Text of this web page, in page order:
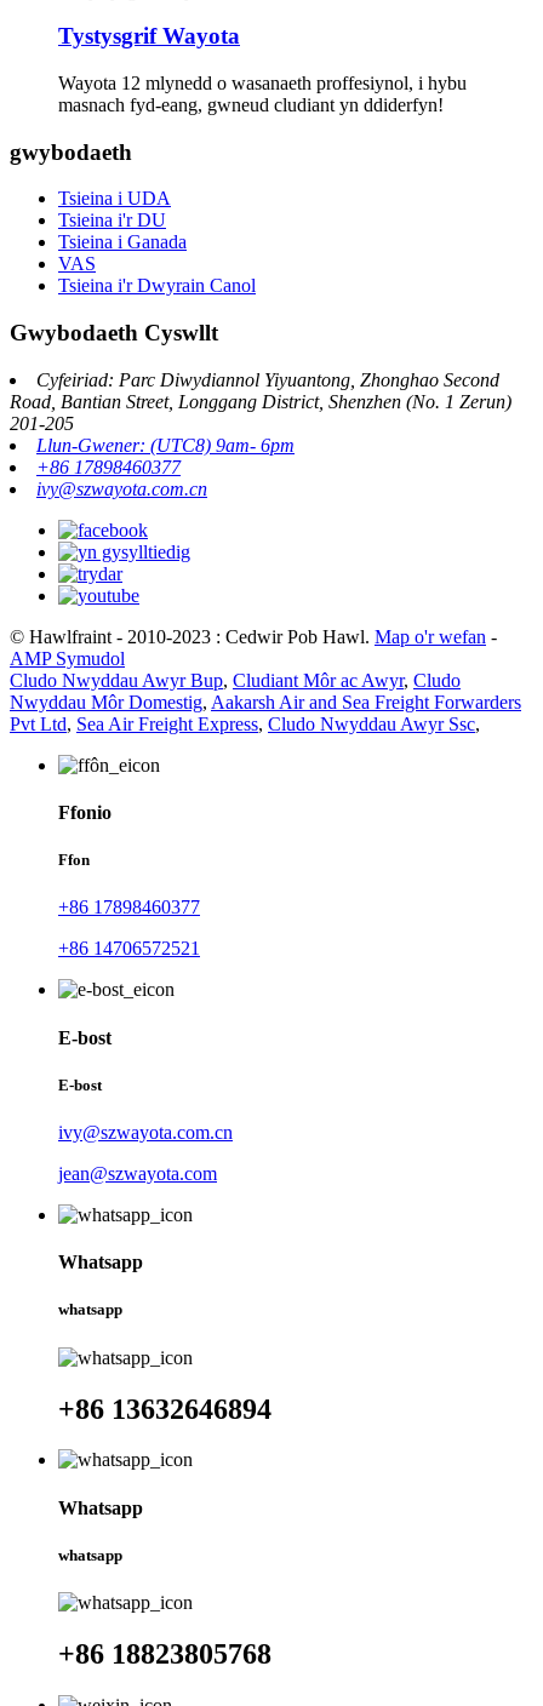
Tystysgrif Wayota
Wayota 12 mlynedd o wasanaeth proffesiynol, i hybu
masnach fyd-eang, gwneud cludiant yn ddiderfyn!
gwybodaeth
Tsieina i UDA
Tsieina i'r DU
Tsieina i Ganada
VAS
Tsieina i'r Dwyrain Canol
Gwybodaeth Cyswllt
Cyfeiriad: Parc Diwydiannol Yiyuantong, Zhonghao Second
Road, Bantian Street, Longgang District, Shenzhen (No. 1 Zerun)
201-205
Llun-Gwener: (UTC8) 9am- 6pm
+86 17898460377
ivy@szwayota.com.cn
© Hawlfraint - 2010-2023 : Cedwir Pob Hawl. Map o'r wefan -
AMP Symudol
Cludo Nwyddau Awyr Bup, Cludiant Môr ac Awyr, Cludo
Nwyddau Môr Domestig, Aakarsh Air and Sea Freight Forwarders
Pvt Ltd, Sea Air Freight Express, Cludo Nwyddau Awyr Ssc,
Ffonio
Ffon
+86 17898460377
+86 14706572521
E-bost
E-bost
ivy@szwayota.com.cn
jean@szwayota.com
Whatsapp
whatsapp
+86 13632646894
Whatsapp
whatsapp
+86 18823805768